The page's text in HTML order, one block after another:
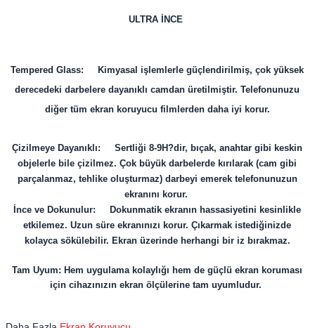
ULTRA İNCE
Tempered Glass: Kimyasal işlemlerle güçlendirilmiş, çok yüksek
derecedeki darbelere dayanıklı camdan üretilmiştir. Telefonunuzu
diğer tüm ekran koruyucu filmlerden daha iyi korur.
Çizilmeye Dayanıklı: Sertliği 8-9H?dir, bıçak, anahtar gibi keskin
objelerle bile çizilmez. Çok büyük darbelerde kırılarak (cam gibi
parçalanmaz, tehlike oluşturmaz) darbeyi emerek telefonunuzun
ekranını korur.
İnce ve Dokunulur: Dokunmatik ekranın hassasiyetini kesinlikle
etkilemez. Uzun süre ekranınızı korur. Çıkarmak istediğinizde
kolayca sökülebilir. Ekran üzerinde herhangi bir iz bırakmaz.
Tam Uyum: Hem uygulama kolaylığı hem de güçlü ekran koruması
için cihazınızın ekran ölçülerine tam uyumludur.